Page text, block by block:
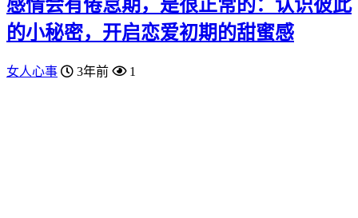
感情会有倦怠期，是很正常的：认识彼此
的小秘密，开启恋爱初期的甜蜜感
女人心事 3年前 1